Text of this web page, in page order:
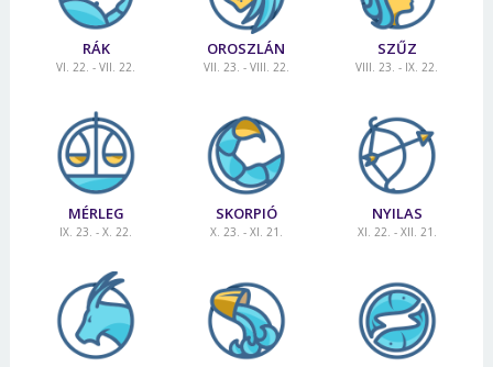
RÁK
VI. 22. - VII. 22.
OROSZLÁN
VII. 23. - VIII. 22.
SZŰZ
VIII. 23. - IX. 22.
MÉRLEG
IX. 23. - X. 22.
SKORPIÓ
X. 23. - XI. 21.
NYILAS
XI. 22. - XII. 21.